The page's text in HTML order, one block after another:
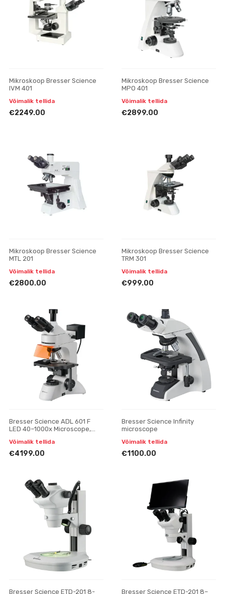
Mikroskoop Bresser Science
IVM 401
Võimalik tellida
€2249.00
Mikroskoop Bresser Science
MPO 401
Võimalik tellida
€2899.00
Mikroskoop Bresser Science
MTL 201
Võimalik tellida
€2800.00
Mikroskoop Bresser Science
TRM 301
Võimalik tellida
€999.00
Bresser Science ADL 601 F
LED 40–1000x Microscope,
Võimalik tellida
€4199.00
Bresser Science Infinity
microscope
Võimalik tellida
€1100.00
Bresser Science ETD-201 8- Bresser Science ETD-201 8–